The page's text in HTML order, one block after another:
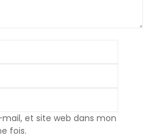
et site web dans mon
fois.